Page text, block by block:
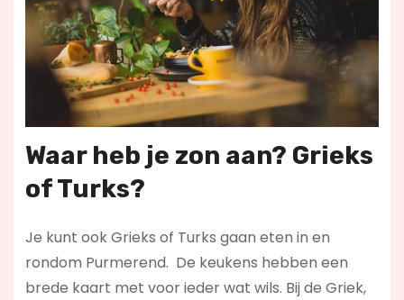
Waar heb je zon aan? Grieks
of Turks?
Je kunt ook Grieks of Turks gaan eten in en
rondom Purmerend. De keukens hebben een
brede kaart met voor ieder wat wils. Bij de Griek,